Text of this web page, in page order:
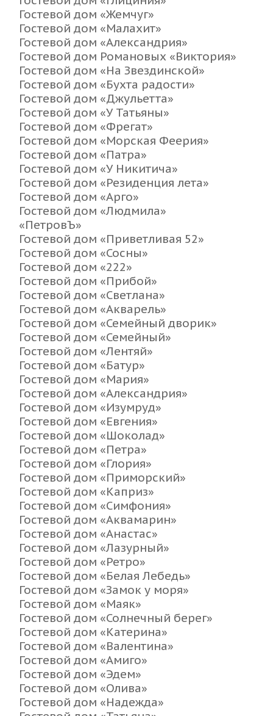
Гостевой дом «Жемчуг»
Гостевой дом «Малахит»
Гостевой дом «Александрия»
Гостевой дом Романовых «Виктория»
Гостевой дом «На Звездинской»
Гостевой дом «Бухта радости»
Гостевой дом «Джульетта»
Гостевой дом «У Татьяны»
Гостевой дом «Фрегат»
Гостевой дом «Морская Феерия»
Гостевой дом «Патра»
Гостевой дом «У Никитича»
Гостевой дом «Резиденция лета»
Гостевой дом «Арго»
Гостевой дом «Людмила»
«ПетровЪ»
Гостевой дом «Приветливая 52»
Гостевой дом «Сосны»
Гостевой дом «222»
Гостевой дом «Прибой»
Гостевой дом «Светлана»
Гостевой дом «Акварель»
Гостевой дом «Семейный дворик»
Гостевой дом «Семейный»
Гостевой дом «Лентяй»
Гостевой дом «Батур»
Гостевой дом «Мария»
Гостевой дом «Александрия»
Гостевой дом «Изумруд»
Гостевой дом «Евгения»
Гостевой дом «Шоколад»
Гостевой дом «Петра»
Гостевой дом «Глория»
Гостевой дом «Приморский»
Гостевой дом «Каприз»
Гостевой дом «Симфония»
Гостевой дом «Аквамарин»
Гостевой дом «Анастас»
Гостевой дом «Лазурный»
Гостевой дом «Ретро»
Гостевой дом «Белая Лебедь»
Гостевой дом «Замок у моря»
Гостевой дом «Маяк»
Гостевой дом «Солнечный берег»
Гостевой дом «Катерина»
Гостевой дом «Валентина»
Гостевой дом «Амиго»
Гостевой дом «Эдем»
Гостевой дом «Олива»
Гостевой дом «Надежда»